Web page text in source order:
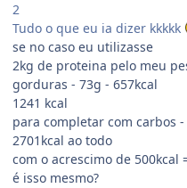
2
Tudo o que eu ia dizer kkkkk
se no caso eu utilizasse
2kg de proteina pelo meu
gorduras - 73g - 657kcal
1241 kcal
para completar com carbos -
2701kcal ao todo
com o acrescimo de 500kcal
é isso mesmo?